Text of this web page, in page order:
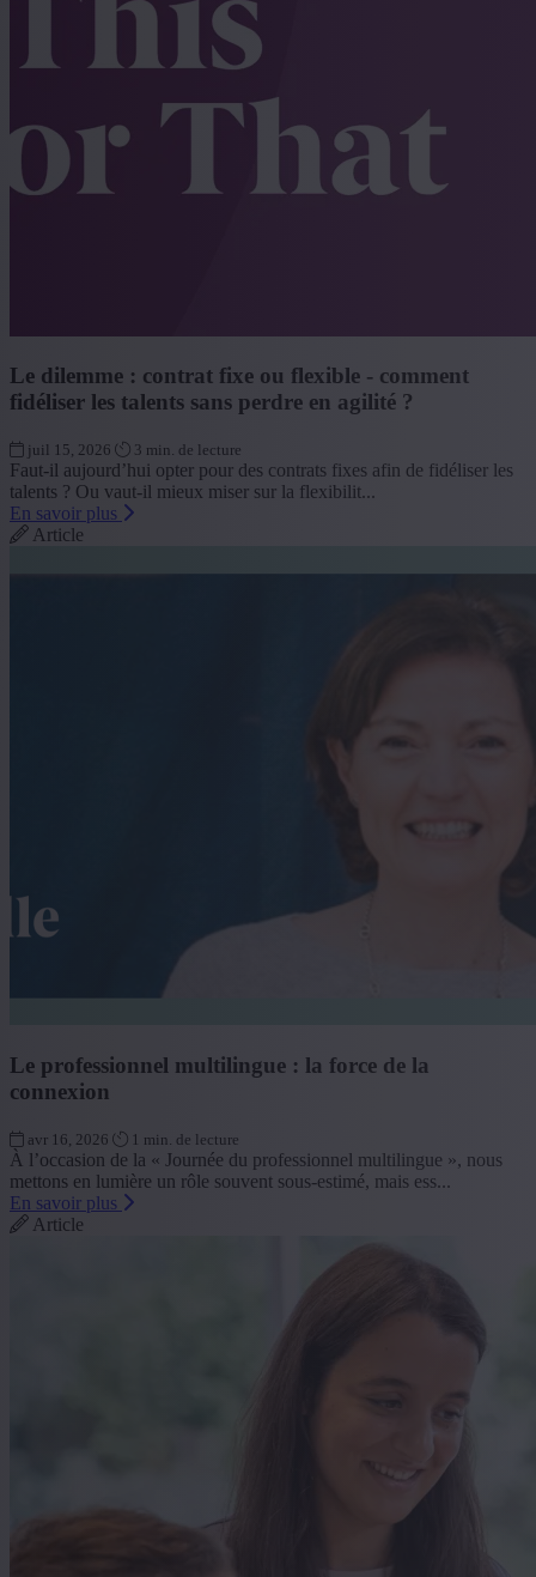
Le dilemme : contrat fixe ou flexible - comment
fidéliser les talents sans perdre en agilité ?
juil 15, 2026 3 min. de lecture
Faut-il aujourd’hui opter pour des contrats fixes afin de fidéliser les
talents ? Ou vaut-il mieux miser sur la flexibilit...
En savoir plus
Article
Le professionnel multilingue : la force de la
connexion
avr 16, 2026 1 min. de lecture
À l’occasion de la « Journée du professionnel multilingue », nous
mettons en lumière un rôle souvent sous-estimé, mais ess...
En savoir plus
Article